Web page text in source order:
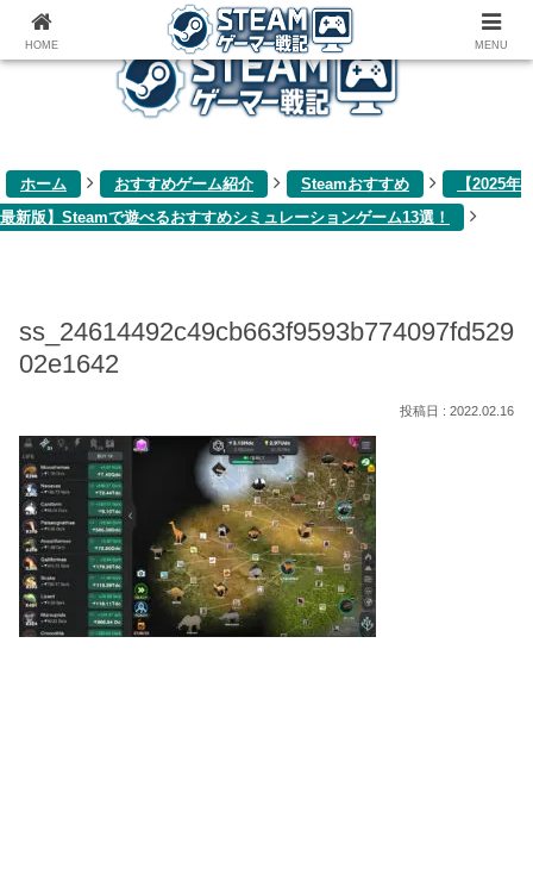
ゲーム関連雑記ブログ
ホーム おすすめゲーム紹介 Steamおすすめ
【2025年
最新版】Steamで遊べるおすすめシミュレーションゲーム13選！
ss_24614492c49cb663f9593b774097fd529
02e1642
2022.02.16
HOME MENU